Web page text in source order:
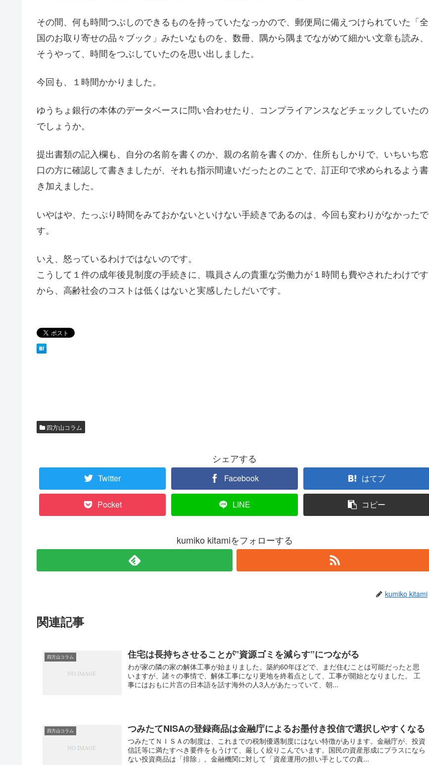
その間、何も時間つぶしのできるものを持っていたなっかので、郵便局に備えつけられていた「全
国のお取り寄せの品々ブック」みたいなものを、数冊、隅から隅までながめて細かい文章も読み、
そうやって、時間をつぶしていたのを思い出しました。
今回も、１時間かかりました。
ゆうちょ銀行の本体のデータベースに問い合わせたり、コンプライアンスなどチェックしていたの
でしょうか。
提出書類の記入欄も、自分の名前を書くのか、親の名前を書くのか、住所もしかりで、いちいち窓
口の方に確認して書きましたが、それも指示間違いだったとのことで、訂正印で求められるよう書
き加えました。
いやはや、たっぷり時間をみておかないといけない手続きであるのは、今回も変わりがなかったで
す。
いえ、怒っているわけではないのです。
こうして１件の成年後見制度の手続きに、職員さんの貴重な労働力が１時間も費やされたわけです
から、高齢社会のコストは低くはないと実感したしだいです。
四方山コラム
シェアする
Twitter Facebook はてブ
Pocket LINE コピー
kumiko kitamiをフォローする
kumiko kitami
関連記事
四方山コラム 住宅は長持ちさせることが”資源ゴミを減らす”につながる
わが家の隣の家の解体工事が始まりました。築約60年ほどで、まだ住むことは可能だったと思
いますが、諸々の事情で、解体工事になり更地を終着点として、工事が開始となりました。 工
事にはおもに片言の日本語を話す海外の人3人があたっていて、朝...
四方山コラム つみたてNISAの登録商品は金融庁によるお墨付き投信で選択しやすくなる
つみたてＮＩＳＡの制度は、これまでの税制優遇制度にはない特徴があります。金融庁が、投資
信託等に満たすべき要件をもうけて、厳しく絞りこんでいます。国民の資産形成にプラスになら
ない投資商品は「排除」。金融機関に対して「資産運用の担い手としての責...